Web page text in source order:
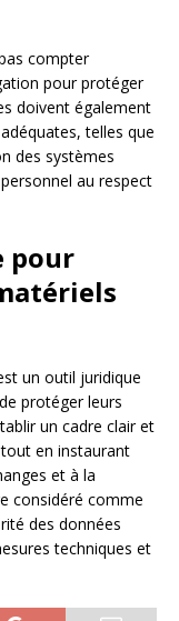
compter
pour protéger
doivent également
telles que
des systèmes
au respect
pour
un outil juridique
protéger leurs
un cadre clair et
en instaurant
et à la
considéré comme
des données
techniques et